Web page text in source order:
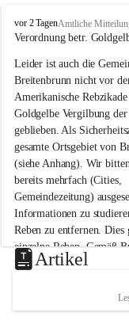
B
r
i
t
e
n
b
r
u
n
n
a
m
N
e
u
s
d
vor 2 TagenAmtliche
Verordnung betr.
Leider ist auch die
Breitenbrunn nicht vor
Amerikanische
Goldgelbe Vergilbung der
geblieben. Als
gesamte Ortsgebiet von
(siehe Anhang). Wir
bereits mehrfach (Cities,
Gemeindezeitung)
Informationen zu
Reben zu entfernen.
einzelne Reben. Gemäß
Weinbaugesetz sind nicht
unzulässige Weingärten
helfen wir zusammen
vor den prognostizierten
Artikel